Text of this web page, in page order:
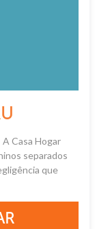
Casa Hogar
separados
que